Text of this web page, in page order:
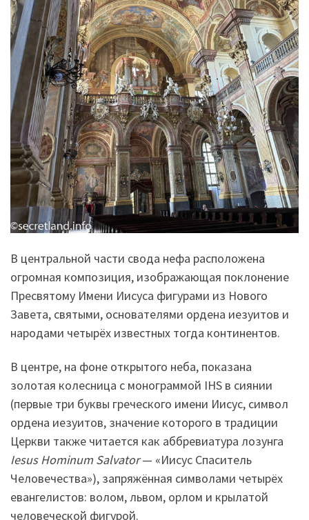
В центральной части свода нефа расположена
огромная композиция, изображающая поклонение
Пресвятому Имени Иисуса фигурами из Нового
Завета, святыми, основателями ордена иезуитов и
народами четырёх известных тогда континентов.
В центре, на фоне открытого неба, показана
золотая колесница с монограммой IHS в сиянии
(первые три буквы греческого имени Иисус, символ
ордена иезуитов, значение которого в традиции
Церкви также читается как аббревиатура лозунга
Iesus Hominum Salvator— «Иисус Спаситель
Человечества»), запряжённая символами четырёх
евангелистов: волом, львом, орлом и крылатой
человеческой фигурой.